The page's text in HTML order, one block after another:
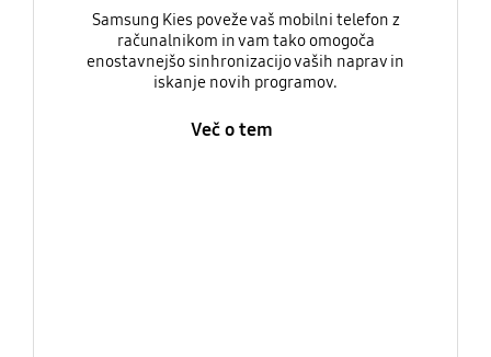
Samsung Kies poveže vaš mobilni telefon z
računalnikom in vam tako omogoča
enostavnejšo sinhronizacijo vaših naprav in
iskanje novih programov.
Več o tem